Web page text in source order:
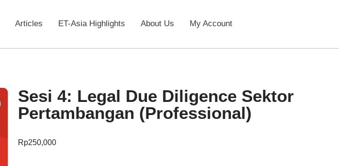
Articles ET-Asia Highlights About Us My Account
Sesi 4: Legal Due Diligence Sektor
Pertambangan (Professional)
Rp250,000